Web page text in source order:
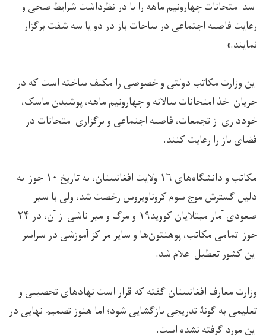
اسد امتحانات چهارونیم ماهه را با در نظرداشت شرایط صحی و
رعایت فاصله اجتماعی در ساحات باز در دو یا سه شفت برگزار
نمایند.»
این وزارت مکاتب دولتی و خصوصی را مکلف ساخته است که در
جریان اخذ امتحانات سالانه و چهارونیم ماهه، پوشیدن ماسک،
خودداری از تجمعات، فاصله اجتماعی و برگزاری امتحانات در
فضای باز را رعایت کنند.
مکاتب و دانشگاه‌های ۱۶ ولایت افغانستان، به تاریخ ۱۰ جوزا به
دلیل گسترش موج سوم کروناویروس رخصت شد، ولی با سیر
صعودی آمار مبتلایان کووید۱۹ و مرگ و میر ناشی از آن، در ۲۴
جوزا تمامی مکاتب، پوهنتون‌ها و سایر مراکز آموزشی در سراسر
این کشور تعطیل اعلام شد.
وزارت معارف افغانستان گفته که قرار است نهادهای تحصیلی و
تعلیمی به گونۀ تدریجی بازگشایی شود؛ اما هنوز تصمیم نهایی در
این مورد گرفته نشده است.